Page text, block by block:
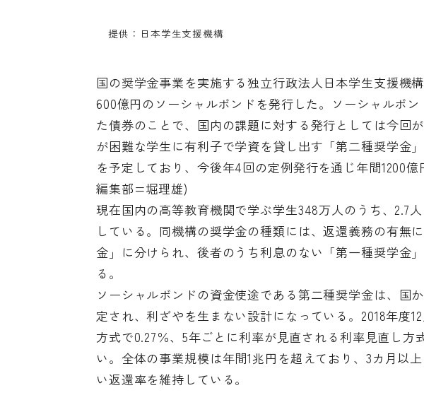
提供：日本学生支援機構
国の奨学金事業を実施する独立行政法人日本学生支援機
600億円のソーシャルボンドを発行した。ソーシャルボ
た債券のことで、国内の課題に対する発行としては今回
が困難な学生に有利子で学資を貸し出す「第二種奨学金
を予定しており、今後年4回の定例発行を通じ年間1200
編集部=堀理雄)
現在国内の高等教育機関で学ぶ学生348万人のうち、2.7
している。同機構の奨学金の種類には、返還義務の有無
金」に分けられ、後者のうち利息のない「第一種奨学金
る。
ソーシャルボンドの資金使途である第二種奨学金は、国
定され、利ざやを生まない設計になっている。2018年度
方式で0.27％、5年ごとに利率が見直される利率見直し方
い。全体の事業規模は年間1兆円を超えており、3カ月以
い返還率を維持している。